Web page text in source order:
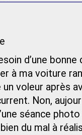
d’une
à ma voiture
un voleur après
Non,
séance
du mal à